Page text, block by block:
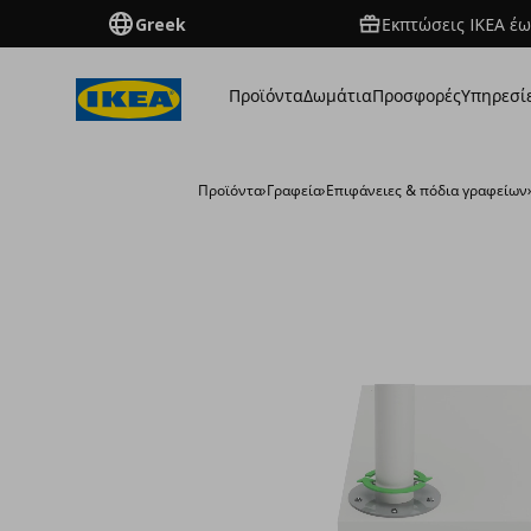
Greek Εκπτώσεις IKEA
ΠροϊόνταΔωμάτιαΠροσφορές
Προϊόντα›Γραφεία›Επιφάνειες & πόδια γραφείων›